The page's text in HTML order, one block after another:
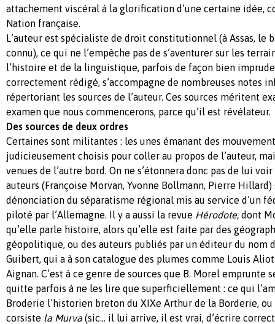
attachement viscéral à la glorification d’une certaine idée,
Nation française.
L’auteur est spécialiste de droit constitutionnel (à Assas, le
connu), ce qui ne l’empêche pas de s’aventurer sur les
l’histoire et de la linguistique, parfois de façon bien
correctement rédigé, s’accompagne de nombreuses notes
répertoriant les sources de l’auteur. Ces sources méritent
examen que nous commencerons, parce qu’il est révélateur.
Des sources de deux ordres
Certaines sont militantes : les unes émanant des
judicieusement choisis pour coller au propos de l’auteur,
venues de l’autre bord. On ne s’étonnera donc pas de lui
auteurs (Françoise Morvan, Yvonne Bollmann, Pierre Hillard)
dénonciation du séparatisme régional mis au service d’un
piloté par l’Allemagne. Il y a aussi la revue Hérodote, dont
qu’elle parle histoire, alors qu’elle est faite par des
géopolitique, ou des auteurs publiés par un éditeur du nom
Guibert, qui a à son catalogue des plumes comme Louis
Aignan. C’est à ce genre de sources que B. Morel emprunte
quitte parfois à ne les lire que superficiellement : ce qui
Broderie l’historien breton du XIXe Arthur de la Borderie,
corsiste la Murva (sic… il lui arrive, il est vrai, d’écrire